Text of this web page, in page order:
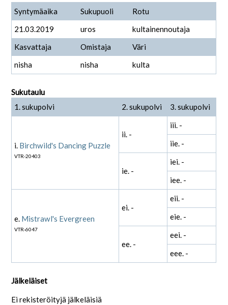
Syntymäaika Sukupuoli
Rotu
21.03.2019
uros
kultainennoutaja
Kasvattaja
Omistaja
Väri
nisha
nisha kulta
Sukutaulu
1. sukupolvi
2. sukupolvi 3. sukupolvi
i. Birchwild's Dancing Puzzle
VTR-20403
ii. -
iii. -
iie. -
ie. -
iei. -
iee. -
e. Mistrawl's Evergreen
VTR-6047
ei. -
eii. -
eie. -
ee. -
eei. -
eee. -
Jälkeläiset
Ei rekisteröityjä jälkeläisiä